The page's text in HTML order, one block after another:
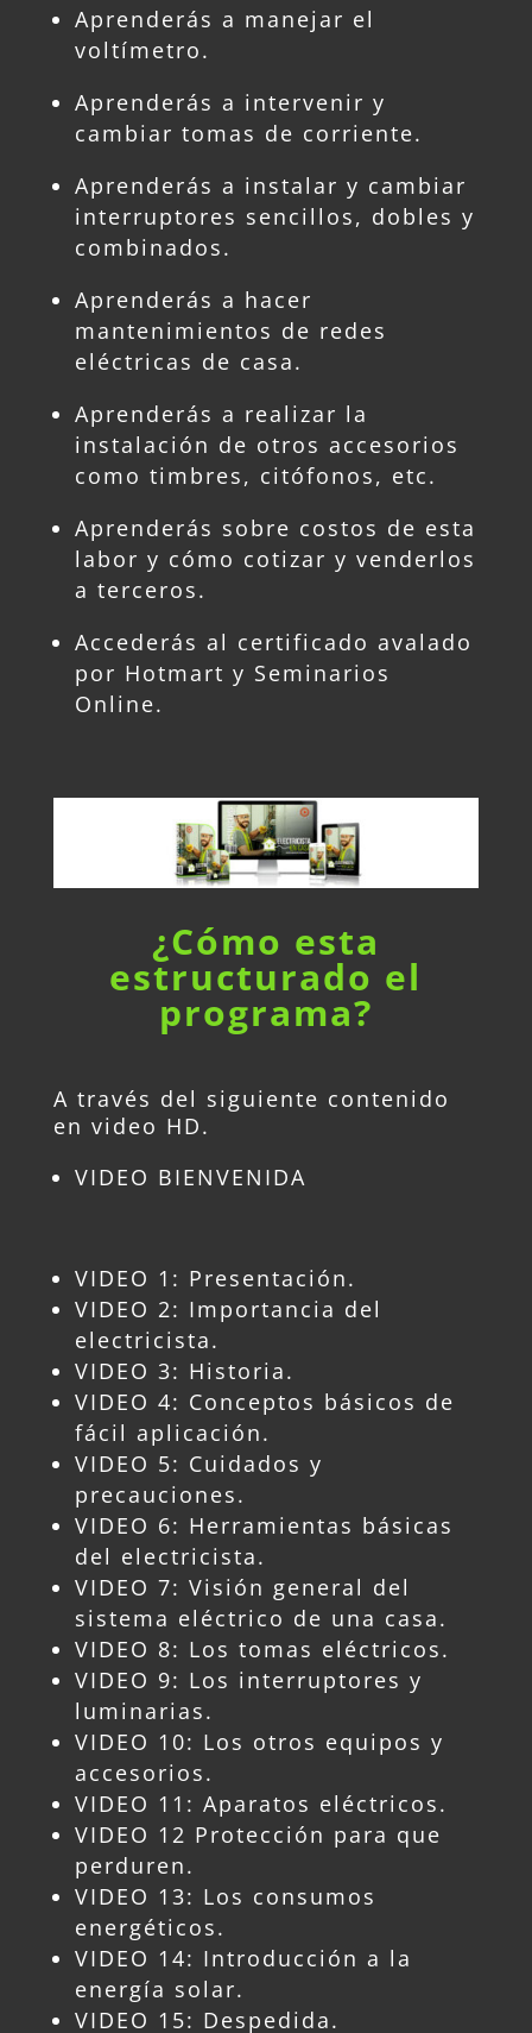
Aprenderás a manejar el
voltímetro.
Aprenderás a intervenir y
cambiar tomas de corriente.
Aprenderás a instalar y cambiar
interruptores sencillos, dobles y
combinados.
Aprenderás a hacer
mantenimientos de redes
eléctricas de casa.
Aprenderás a realizar la
instalación de otros accesorios
como timbres, citófonos, etc.
Aprenderás sobre costos de esta
labor y cómo cotizar y venderlos
a terceros.
Accederás al certificado avalado
por Hotmart y Seminarios
Online.
¿Cómo esta
estructurado el
programa?
A través del siguiente contenido
en video HD.
VIDEO BIENVENIDA
VIDEO 1: Presentación.
VIDEO 2: Importancia del
electricista.
VIDEO 3: Historia.
VIDEO 4: Conceptos básicos de
fácil aplicación.
VIDEO 5: Cuidados y
precauciones.
VIDEO 6: Herramientas básicas
del electricista.
VIDEO 7: Visión general del
sistema eléctrico de una casa.
VIDEO 8: Los tomas eléctricos.
VIDEO 9: Los interruptores y
luminarias.
VIDEO 10: Los otros equipos y
accesorios.
VIDEO 11: Aparatos eléctricos.
VIDEO 12 Protección para que
perduren.
VIDEO 13: Los consumos
energéticos.
VIDEO 14: Introducción a la
energía solar.
VIDEO 15: Despedida.